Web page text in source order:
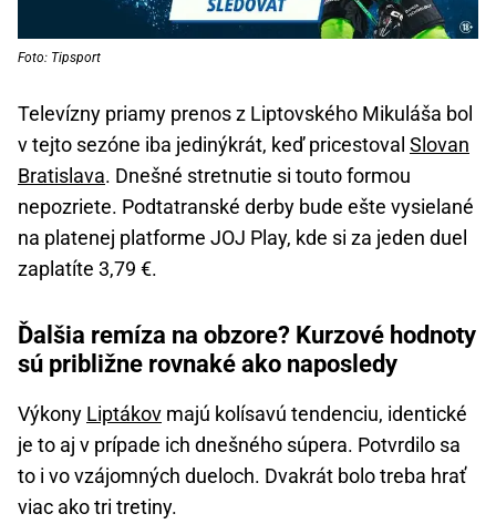
Foto: Tipsport
Televízny priamy prenos z Liptovského Mikuláša bol
v tejto sezóne iba jedinýkrát, keď pricestoval Slovan
Bratislava. Dnešné stretnutie si touto formou
nepozriete. Podtatranské derby bude ešte vysielané
na platenej platforme JOJ Play, kde si za jeden duel
zaplatíte 3,79 €.
Ďalšia remíza na obzore? Kurzové hodnoty
sú približne rovnaké ako naposledy
Výkony Liptákov majú kolísavú tendenciu, identické
je to aj v prípade ich dnešného súpera. Potvrdilo sa
to i vo vzájomných dueloch. Dvakrát bolo treba hrať
viac ako tri tretiny.